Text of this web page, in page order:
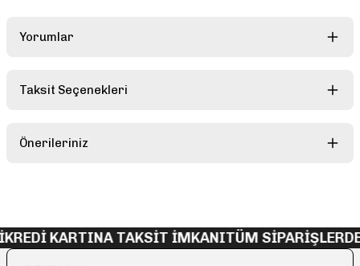
Yorumlar
Taksit Seçenekleri
Önerileriniz
Görüş ve önerileriniz için teşekkür ederiz.
KARTINA TAKSİT İMKANITÜM